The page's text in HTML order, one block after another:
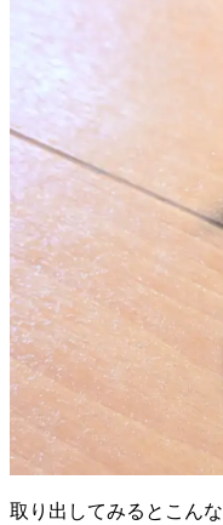
取り出してみるとこん